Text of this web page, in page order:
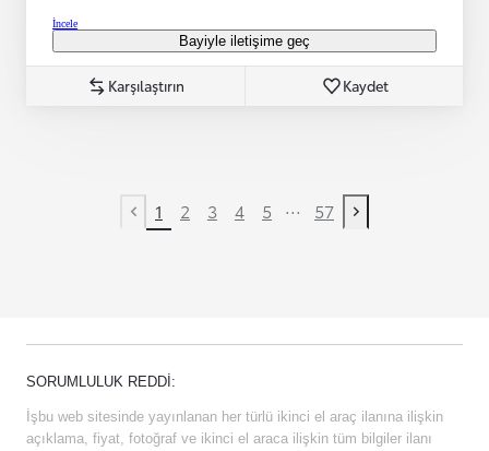
İncele
Bayiyle iletişime geç
Karşılaştırın Kaydet
Previous page
1 2 3 4 5 ... 57
Next page
SORUMLULUK REDDI:
İşbu web sitesinde yayınlanan her türlü ikinci el araç ilanına ilişkin
açıklama, fiyat, fotoğraf ve ikinci el araca ilişkin tüm bilgiler ilanı